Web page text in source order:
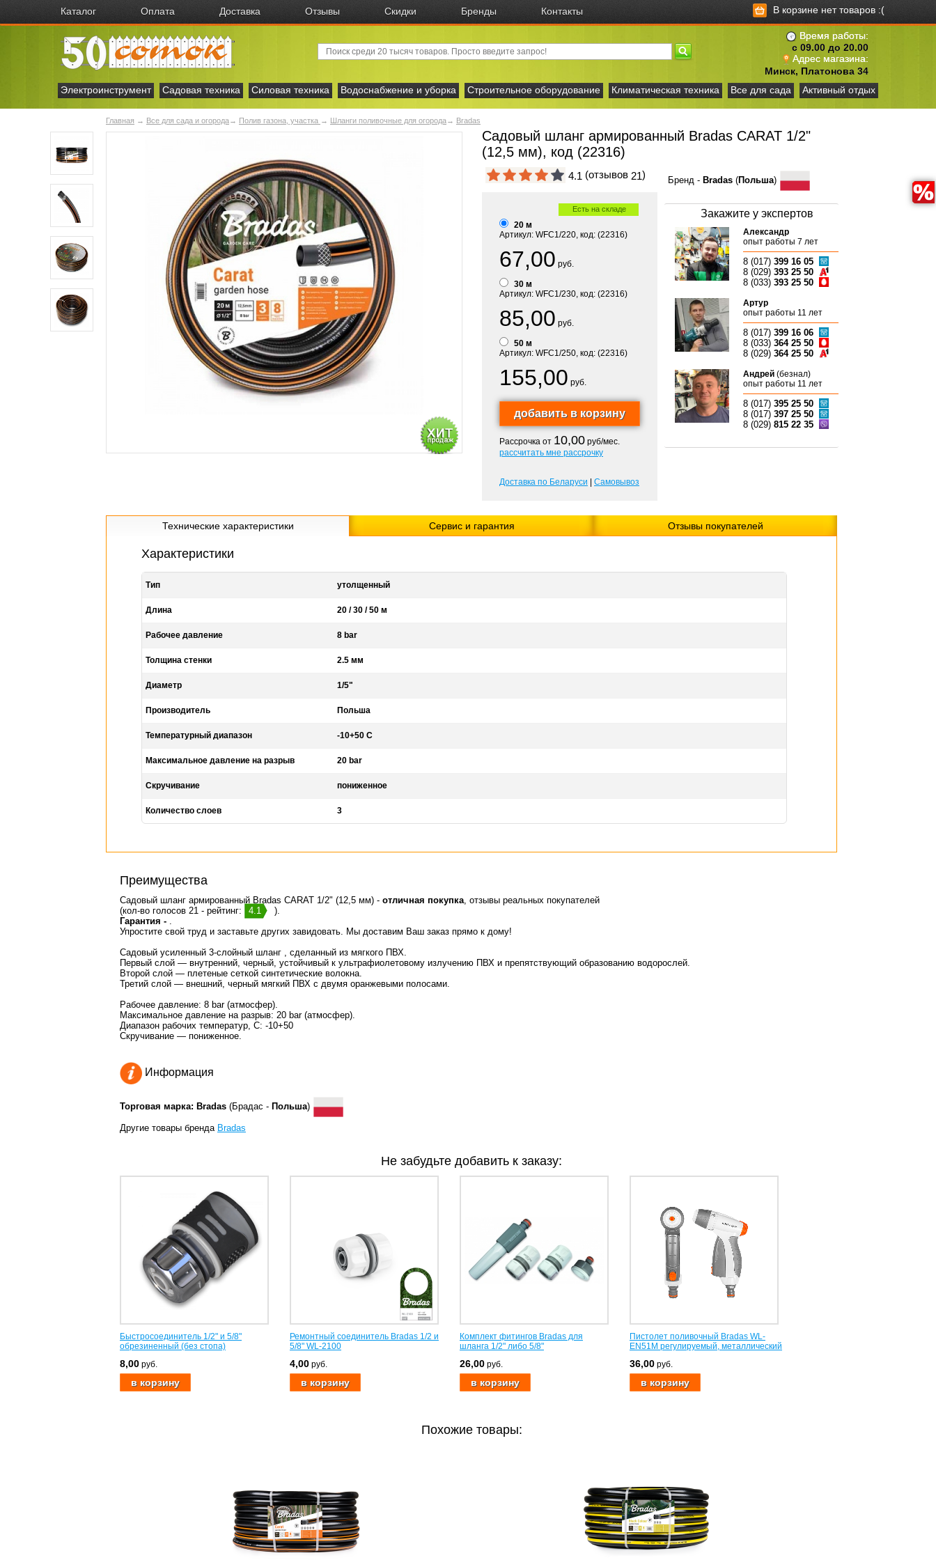
Каталог Оплата Доставка Отзывы Скидки Бренды Контакты В корзине нет товаров :(
Время работы:
с 09.00 до 20.00
Адрес магазина:
Минск, Платонова 34
Электроинструмент
Садовая техника Силовая техника Водоснабжение и уборка Строительное оборудование Климатическая техника Все для сада Активный отдых
Главная → Все для сада и огорода→ Полив газона, участка → Шланги поливочные для огорода→ Bradas
Садовый шланг армированный Bradas CARAT 1/2"
(12,5 мм), код (22316)
4.1 (отзывов 21)
Есть на складе
20 м
Артикул: WFC1/220, код: (22316)
67,00 руб.
30 м
Артикул: WFC1/230, код: (22316)
85,00 руб.
50 м
Артикул: WFC1/250, код: (22316)
155,00 руб.
Рассрочка от 10,00 руб/мес.
рассчитать мне рассрочку
Доставка по Беларуси Самовывоз
Бренд - Bradas (Польша)
Закажите у экспертов
Александр
опыт работы 7 лет
8 (017) 399 16 05
8 (029) 393 25 50
8 (033) 393 25 50
Артур
опыт работы 11 лет
8 (017) 399 16 06
8 (033) 364 25 50
8 (029) 364 25 50
Андрей (безнал)
опыт работы 11 лет
8 (017) 395 25 50
8 (017) 397 25 50
8 (029) 815 22 35
Технические характеристики Сервис и гарантия Отзывы покупателей
Характеристики
Тип утолщенный
Длина 20 / 30 / 50 м
Рабочее давление 8 bar
Толщина стенки 2.5 мм
Диаметр 1/5"
Производитель Польша
Температурный диапазон -10+50 С
Максимальное давление на разрыв 20 bar
Скручивание пониженное
Количество слоев 3
Преимущества
Садовый шланг армированный Bradas CARAT 1/2" (12,5 мм) - отличная покупка, отзывы реальных покупателей
(кол-во голосов 21 - рейтинг:
4.1
).
Гарантия - .
Упростите свой труд и заставьте других завидовать. Мы доставим Ваш заказ прямо к дому!
Садовый усиленный 3-слойный шланг , сделанный из мягкого ПВХ.
Первый слой ― внутренний, черный, устойчивый к ультрафиолетовому излучению ПВХ и препятствующий образованию водорослей.
Второй слой ― плетеные сеткой синтетические волокна.
Третий слой ― внешний, черный мягкий ПВХ с двумя оранжевыми полосами.
Рабочее давление: 8 bar (атмосфер).
Максимальное давление на разрыв: 20 bar (атмосфер).
Диапазон рабочих температур, С: -10+50
Скручивание ― пониженное.
Информация
Торговая марка: Bradas (Брадас - Польша)
Другие товары бренда Bradas
Не забудьте добавить к заказу:
Быстросоединитель 1/2" и 5/8"
обрезиненный (без стопа)
8,00 руб.
Ремонтный соединитель Bradas 1/2 и
5/8" WL-2100
4,00 руб.
Комплект фитингов Bradas для
шланга 1/2" либо 5/8"
26,00 руб.
Пистолет поливочный Bradas WL-
EN51M регулируемый, металлический
36,00 руб.
Похожие товары: